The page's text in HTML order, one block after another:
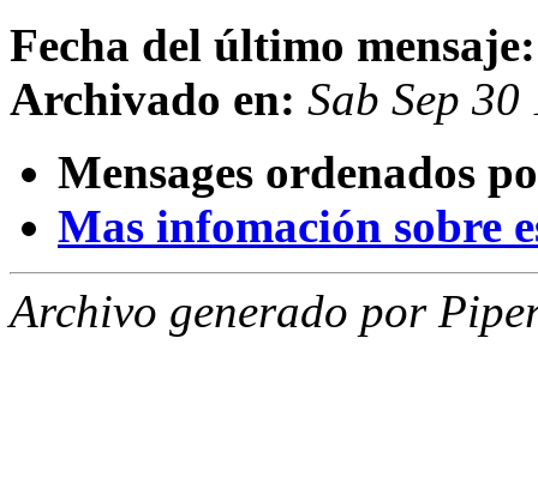
Fecha del último mensaje:
Archivado en: Sab Sep
Mensages ordenados
Mas infomación sobre
Archivo generado por